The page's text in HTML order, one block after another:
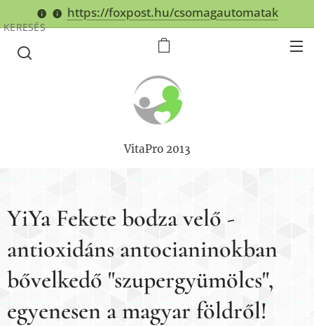
https://foxpost.hu/csomagautomatak
VitaPro 2013
KERESÉS
YiYa Fekete bodza velő -
antioxidáns antocianinokban
bővelkedő "szupergyümölcs",
egyenesen a magyar földről!